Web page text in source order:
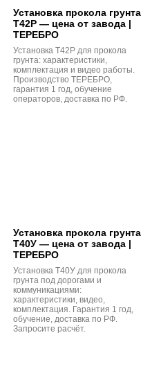
Установка прокола грунта
Т42Р — цена от завода |
ТЕРЕБРО
Установка Т42Р для прокола
грунта: характеристики,
комплектация и видео работы.
Производство ТЕРЕБРО,
гарантия 1 год, обучение
операторов, доставка по РФ.
Установка прокола грунта
Т40У — цена от завода |
ТЕРЕБРО
Установка Т40У для прокола
грунта под дорогами и
коммуникациями:
характеристики, видео,
комплектация. Гарантия 1 год,
обучение, доставка по РФ.
Запросите расчёт.